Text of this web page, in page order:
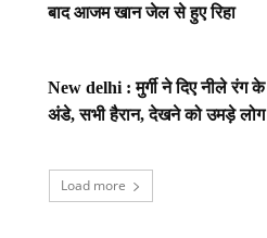
बाद आजम खान जेल से हुए रिहा
New delhi : मुर्गी ने दिए नीले रंग के
अंडे, सभी हैरान, देखने को उमड़े लोग
Load more